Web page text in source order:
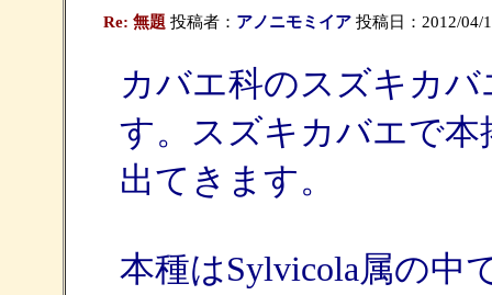
Re: 無題 投稿者： アノニモミイア投稿日：2012/04/
カバエ科のスズキカバ
す。スズキカバエで
出てきます。
本種はSylvicola属の中